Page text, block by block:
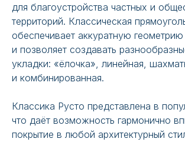
для благоустройства частных и
территорий. Классическая
обеспечивает аккуратную
и позволяет создавать
укладки: «ёлочка», линейная,
и комбинированная.
Классика Русто представлена в
что даёт возможность гармонично
покрытие в любой архитектурный